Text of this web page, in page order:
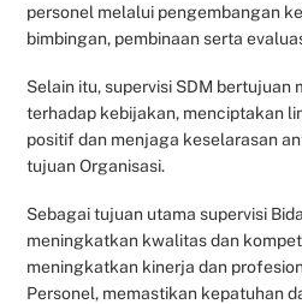
personel melalui pengembangan
bimbingan, pembinaan serta
Selain itu, supervisi SDM bertujuan
terhadap kebijakan, menciptakan
positif dan menjaga keselarasan
tujuan Organisasi.
Sebagai tujuan utama supervisi
meningkatkan kwalitas dan
meningkatkan kinerja dan
Personel, memastikan kepatuhan